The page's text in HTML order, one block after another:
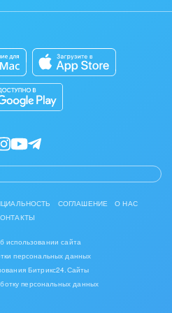
услуги
шоу-бизнес
стиль
СОГЛАШЕНИЕ
О НАС
использовании сайта
персональных данных
Битрикс24.Сайты
персональных данных